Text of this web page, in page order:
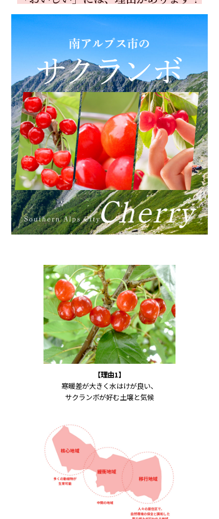
【理由1】
寒暖差が大きく水はけが良い、
サクランボが好む土壌と気候